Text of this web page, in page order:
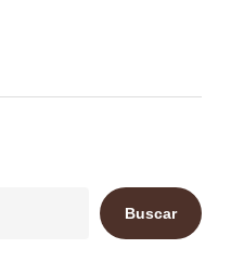
Buscar